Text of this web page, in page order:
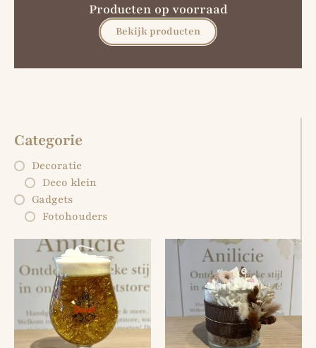
Producten op voorraad
Bekijk producten
Categorie
Decoratie
Deco klein
Gadgets
Fotohouders